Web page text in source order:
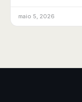
maio 5, 2026